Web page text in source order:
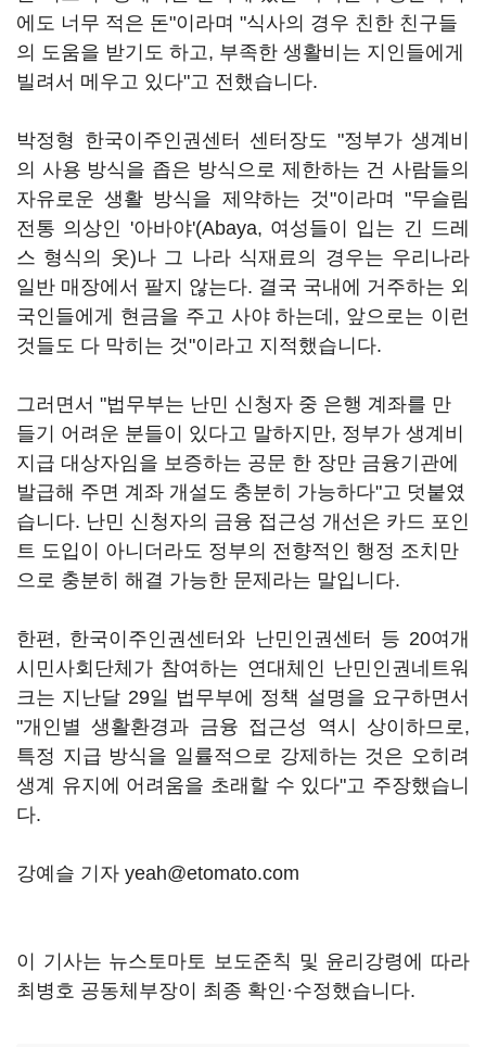
에도 너무 적은 돈"이라며 "식사의 경우 친한 친구들
의 도움을 받기도 하고, 부족한 생활비는 지인들에게
빌려서 메우고 있다"고 전했습니다.
박정형 한국이주인권센터 센터장도 "정부가 생계비
의 사용 방식을 좁은 방식으로 제한하는 건 사람들의
자유로운 생활 방식을 제약하는 것"이라며 "무슬림
전통 의상인 '아바야'(Abaya, 여성들이 입는 긴 드레
스 형식의 옷)나 그 나라 식재료의 경우는 우리나라
일반 매장에서 팔지 않는다. 결국 국내에 거주하는 외
국인들에게 현금을 주고 사야 하는데, 앞으로는 이런
것들도 다 막히는 것"이라고 지적했습니다.
그러면서 "법무부는 난민 신청자 중 은행 계좌를 만
들기 어려운 분들이 있다고 말하지만, 정부가 생계비
지급 대상자임을 보증하는 공문 한 장만 금융기관에
발급해 주면 계좌 개설도 충분히 가능하다"고 덧붙였
습니다. 난민 신청자의 금융 접근성 개선은 카드 포인
트 도입이 아니더라도 정부의 전향적인 행정 조치만
으로 충분히 해결 가능한 문제라는 말입니다.
한편, 한국이주인권센터와 난민인권센터 등 20여개
시민사회단체가 참여하는 연대체인 난민인권네트워
크는 지난달 29일 법무부에 정책 설명을 요구하면서
"개인별 생활환경과 금융 접근성 역시 상이하므로,
특정 지급 방식을 일률적으로 강제하는 것은 오히려
생계 유지에 어려움을 초래할 수 있다"고 주장했습니
다.
강예슬 기자 yeah@etomato.com
이 기사는 뉴스토마토 보도준칙 및 윤리강령에 따라
최병호 공동체부장이 최종 확인·수정했습니다.